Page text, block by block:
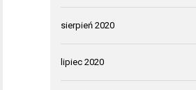
sierpień 2020
lipiec 2020